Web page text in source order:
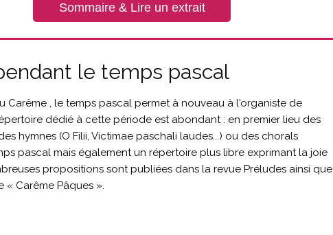
Sommaire & Lire un extrait
le temps pascal
Carême , le temps pascal permet à nouveau à l'organiste de
dédié à cette période est abondant : en premier lieu des
hymnes (O Filii, Victimae paschali laudes...) ou des chorals
pascal mais également un répertoire plus libre exprimant la joie
propositions sont publiées dans la revue Préludes ainsi que
« Carême Pâques ».